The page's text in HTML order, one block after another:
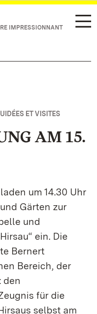
IMPRESSIONNANT
ET VISITES
AM 15.
um 14.30 Uhr
Gärten zur
und
ein. Die
Bernert
Bereich, der
den
für die
selbst am